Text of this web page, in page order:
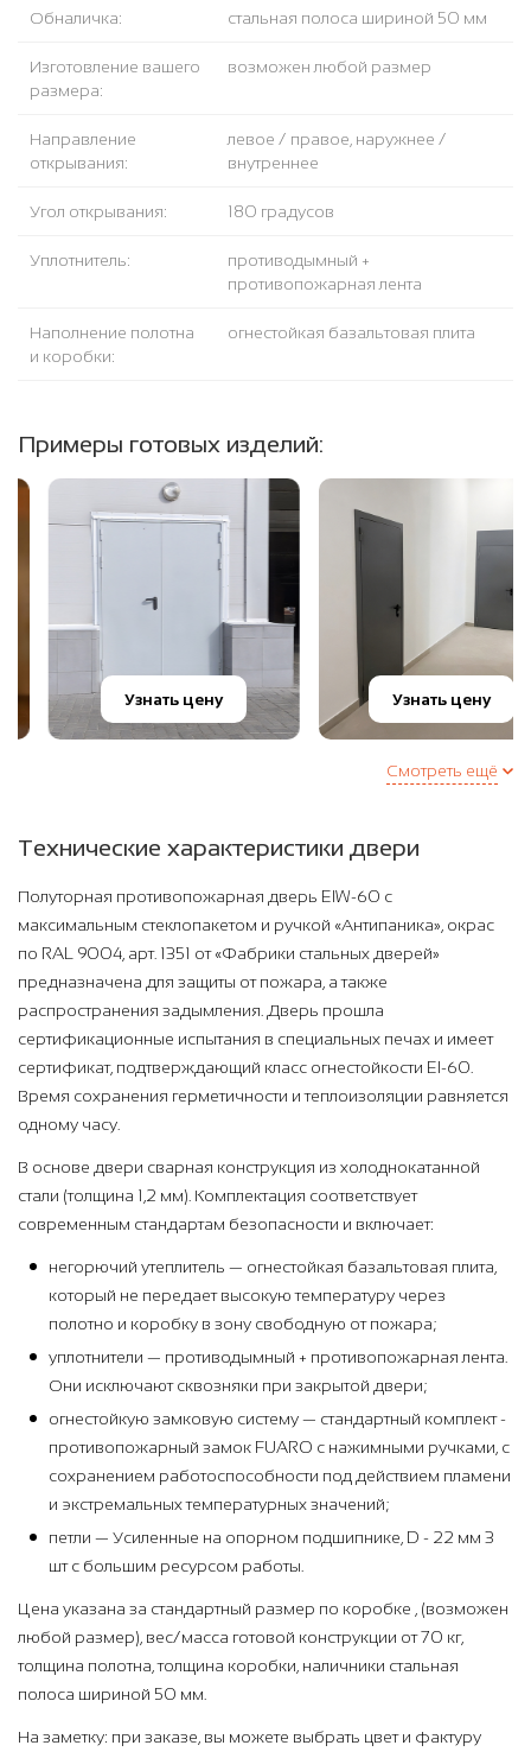
Обналичка: стальная полоса шириной 50 мм
Изготовление вашего
размера:
возможен любой размер
Направление
открывания:
левое / правое, наружнее /
внутреннее
Угол открывания: 180 градусов
Уплотнитель:
противодымный +
противопожарная лента
Наполнение полотна
и коробки:
огнестойкая базальтовая плита
Примеры готовых изделий:
Узнать цену Узнать цену
Смотреть ещё
Технические характеристики двери
Полуторная противопожарная дверь EIW-60 с
максимальным стеклопакетом и ручкой «Антипаника», окрас
по RAL 9004, арт. 1351 от «Фабрики стальных дверей»
предназначена для защиты от пожара, а также
распространения задымления. Дверь прошла
сертификационные испытания в специальных печах и имеет
сертификат, подтверждающий класс огнестойкости EI-60.
Время сохранения герметичности и теплоизоляции равняется
одному часу.
В основе двери сварная конструкция из холоднокатанной
стали (толщина 1,2 мм). Комплектация соответствует
современным стандартам безопасности и включает:
негорючий утеплитель — огнестойкая базальтовая плита,
который не передает высокую температуру через
полотно и коробку в зону свободную от пожара;
уплотнители — противодымный + противопожарная лента.
Они исключают сквозняки при закрытой двери;
огнестойкую замковую систему — стандартный комплект -
противопожарный замок FUARO с нажимными ручками, с
сохранением работоспособности под действием пламени
и экстремальных температурных значений;
петли — Усиленные на опорном подшипнике, D - 22 мм 3
шт с большим ресурсом работы.
Цена указана за стандартный размер по коробке , (возможен
любой размер), вес/масса готовой конструкции от 70 кг,
толщина полотна, толщина коробки, наличники стальная
полоса шириной 50 мм.
На заметку: при заказе, вы можете выбрать цвет и фактуру